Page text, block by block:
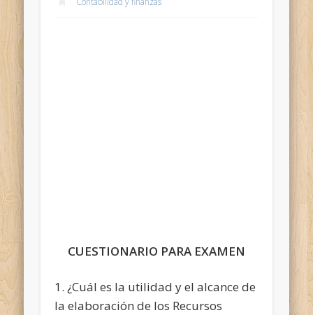
CUESTIONARIO PARA EXAMEN
1. ¿Cuál es la utilidad y el alcance de
la elaboración de los Recursos